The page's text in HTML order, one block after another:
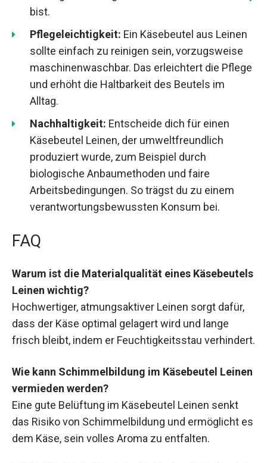
bist.
Pflegeleichtigkeit: Ein Käsebeutel aus Leinen
sollte einfach zu reinigen sein, vorzugsweise
maschinenwaschbar. Das erleichtert die Pflege
und erhöht die Haltbarkeit des Beutels im
Alltag.
Nachhaltigkeit: Entscheide dich für einen
Käsebeutel Leinen, der umweltfreundlich
produziert wurde, zum Beispiel durch
biologische Anbaumethoden und faire
Arbeitsbedingungen. So trägst du zu einem
verantwortungsbewussten Konsum bei.
FAQ
Warum ist die Materialqualität eines Käsebeutels
Leinen wichtig?
Hochwertiger, atmungsaktiver Leinen sorgt dafür,
dass der Käse optimal gelagert wird und lange
frisch bleibt, indem er Feuchtigkeitsstau verhindert.
Wie kann Schimmelbildung im Käsebeutel Leinen
vermieden werden?
Eine gute Belüftung im Käsebeutel Leinen senkt
das Risiko von Schimmelbildung und ermöglicht es
dem Käse, sein volles Aroma zu entfalten.